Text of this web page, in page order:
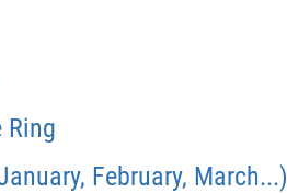
Ring
February, March...)